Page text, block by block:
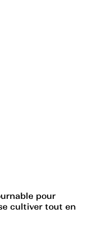
pour
cultiver tout en